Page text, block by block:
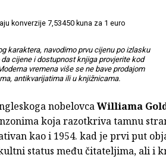
konverzije 7,53450 kuna za 1 euro
karaktera, navodimo prvu cijenu po izlasku
cijene i dostupnost knjiga provjerite kod
vremena više se ne bave prodajom
antikvarijatima ili u knjižnicama.
nobelovcaWilliama
koja razotkriva tamnu
kao i 1954. kad je prvi put
status među čitateljima, ali i